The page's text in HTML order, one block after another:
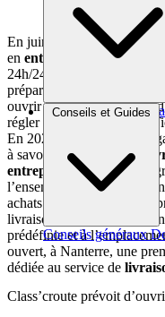
Brèves et actus
Conseils et Guides
Conseils généraux
En juin 2020, l’enseigne
a
en entreprise
de frigos
24h/24, ces derniers sont
préparées par les
ouvrir le frigo avec leur
régler sur place par Carte
En 2020,
a
à savoir, une solution de
entrepriseset accessible,
l’ensemble des salariés
achats sans contact, y
livraisons sont effectuées
prédéfinie et à
ouvert, à Nanterre, une
dédiée au service de
Class’croute prévoit